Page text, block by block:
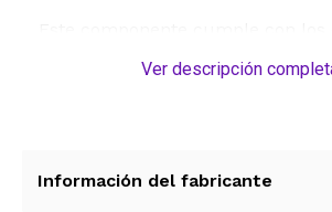
reemplazo directo para los
vibraciones incluso a altas
Ver descripción
Información del fabricante